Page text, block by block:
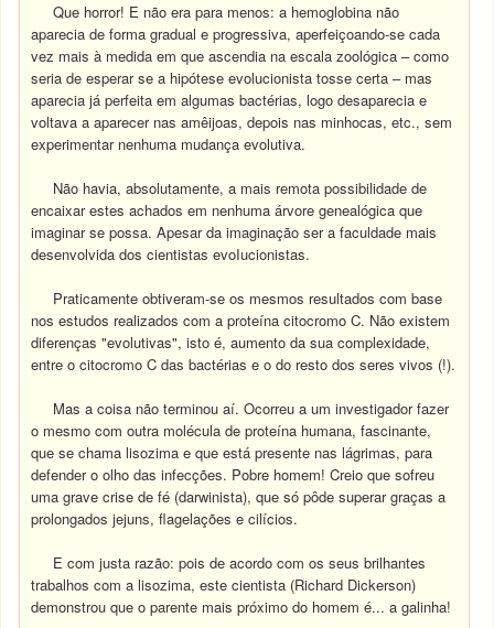
Que horror! E não era para menos: a hemoglobina não
aparecia de forma gradual e progressiva, aperfeiçoando-se cada
vez mais à medida em que ascendia na escala zoológica – como
seria de esperar se a hipótese evolucionista tosse certa – mas
aparecia já perfeita em algumas bactérias, logo desaparecia e
voltava a aparecer nas amêijoas, depois nas minhocas, etc., sem
experimentar nenhuma mudança evolutiva.
Não havia, absolutamente, a mais remota possibilidade de
encaixar estes achados em nenhuma árvore genealógica que
imaginar se possa. Apesar da imaginação ser a faculdade mais
desenvolvida dos cientistas evoIucionistas.
Praticamente obtiveram-se os mesmos resultados com base
nos estudos realizados com a proteína citocromo C. Não existem
diferenças "evolutivas", isto é, aumento da sua complexidade,
entre o citocromo C das bactérias e o do resto dos seres vivos (!).
Mas a coisa não terminou aí. Ocorreu a um investigador fazer
o mesmo com outra molécula de proteína humana, fascinante,
que se chama lisozima e que está presente nas lágrimas, para
defender o olho das infecções. Pobre homem! Creio que sofreu
uma grave crise de fé (darwinista), que só pôde superar graças a
prolongados jejuns, flagelações e cilícios.
E com justa razão: pois de acordo com os seus brilhantes
trabalhos com a lisozima, este cientista (Richard Dickerson)
demonstrou que o parente mais próximo do homem é... a galinha!